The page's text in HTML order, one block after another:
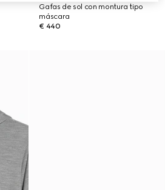
Gafas de sol con montura tipo
máscara
€ 440